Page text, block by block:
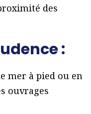
des
:
mer à pied ou en
ouvrages